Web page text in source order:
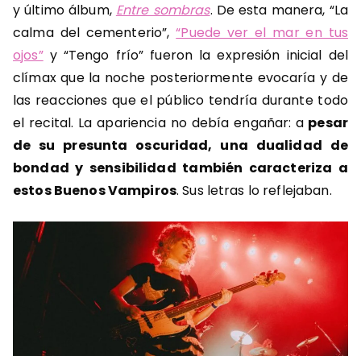
y último álbum, Entre sombras. De esta manera, “La
calma del cementerio”,“Puede ver el mar en tus
ojos”y “Tengo frío” fueron la expresión inicial del
clímax que la noche posteriormente evocaría y de
las reacciones que el público tendría durante todo
el recital. La apariencia no debía engañar: a pesar
de su presunta oscuridad, una dualidad de
bondad y sensibilidad también caracteriza a
estos Buenos Vampiros. Sus letras lo reflejaban.